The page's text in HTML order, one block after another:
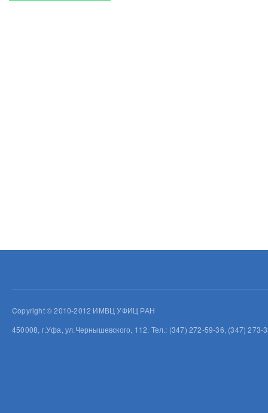
Copyright © 2010-2012 ИМВЦ УФИЦ РАН
450008, г.Уфа, ул.Чернышевского, 112. Тел.: (347) 272-59-36, (347)